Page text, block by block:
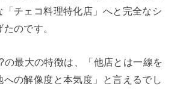
「チェコ料理特化店」へと完全なシ
のです。
最大の特徴は、「他店とは一線を
の解像度と本気度」と言えるでし